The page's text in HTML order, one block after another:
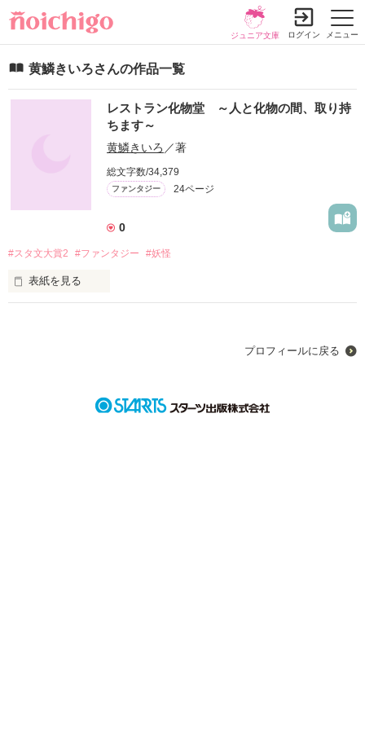
メニュー
ジュニア文庫 ログイン
黄鱗きいろさんの作品一覧
レストラン化物堂 ～人と化物の間、取り持
ちます～
黄鱗きいろ ／著
総文字数/34,379
ファンタジー 24ページ
0
#スタ文大賞2 #ファンタジー #妖怪
表紙を見る
プロフィールに戻る